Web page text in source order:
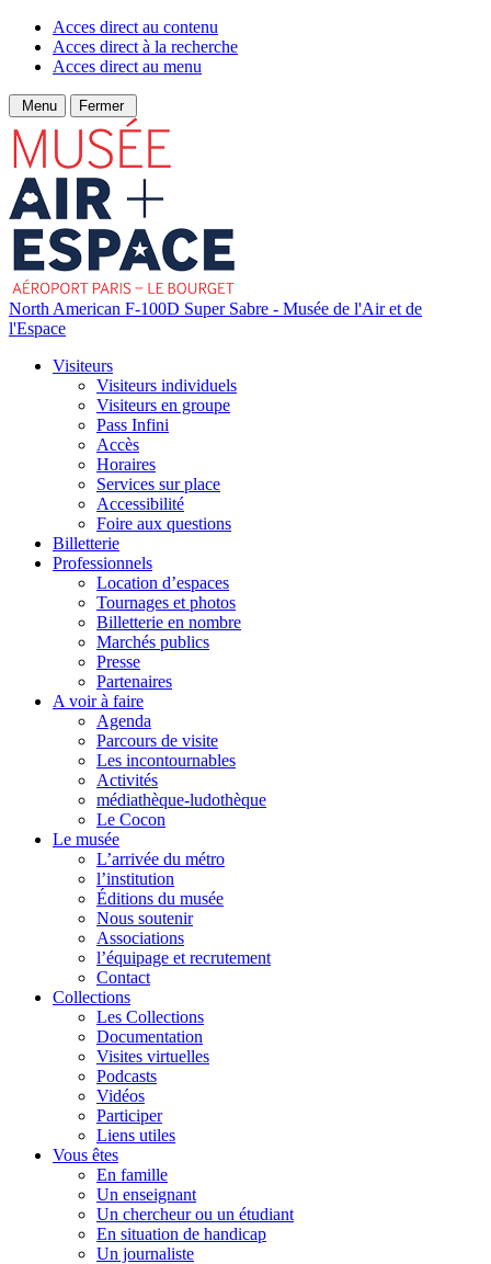
Acces direct au contenu
Acces direct à la recherche
Acces direct au menu
Menu Fermer
North American F-100D Super Sabre - Musée de l'Air et de
l'Espace
Visiteurs
Visiteurs individuels
Visiteurs en groupe
Pass Infini
Accès
Horaires
Services sur place
Accessibilité
Foire aux questions
Billetterie
Professionnels
Location d’espaces
Tournages et photos
Billetterie en nombre
Marchés publics
Presse
Partenaires
A voir à faire
Agenda
Parcours de visite
Les incontournables
Activités
médiathèque-ludothèque
Le Cocon
Le musée
L’arrivée du métro
l’institution
Éditions du musée
Nous soutenir
Associations
l’équipage et recrutement
Contact
Collections
Les Collections
Documentation
Visites virtuelles
Podcasts
Vidéos
Participer
Liens utiles
Vous êtes
En famille
Un enseignant
Un chercheur ou un étudiant
En situation de handicap
Un journaliste